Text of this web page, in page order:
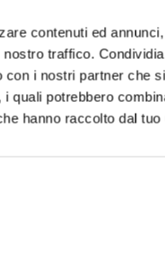
contenuti ed
traffico.
i nostri partner che
quali potrebbero
hanno raccolto dal
tra i
al lancio di
di entrare in
e rafforzare la